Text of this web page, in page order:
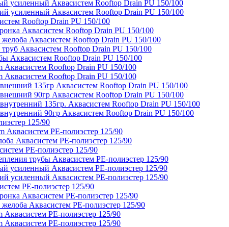
усиленный Аквасистем Rooftop Drain PU 150/100
усиленный Аквасистем Rooftop Drain PU 150/100
Rooftop Drain PU 150/100
Аквасистем Rooftop Drain PU 150/100
Аквасистем Rooftop Drain PU 150/100
Аквасистем Rooftop Drain PU 150/100
Аквасистем Rooftop Drain PU 150/100
Аквасистем Rooftop Drain PU 150/100
Аквасистем Rooftop Drain PU 150/100
135гр Аквасистем Rooftop Drain PU 150/100
90гр Аквасистем Rooftop Drain PU 150/100
135гр. Аквасистем Rooftop Drain PU 150/100
90гр Аквасистем Rooftop Drain PU 150/100
125/90
Аквасистем PE-полиэстер 125/90
Аквасистем PE-полиэстер 125/90
PE-полиэстер 125/90
трубы Аквасистем PE-полиэстер 125/90
усиленный Аквасистем PE-полиэстер 125/90
усиленный Аквасистем PE-полиэстер 125/90
РЕ-полиэстер 125/90
Аквасистем PE-полиэстер 125/90
Аквасистем PE-полиэстер 125/90
Аквасистем PE-полиэстер 125/90
Аквасистем PE-полиэстер 125/90